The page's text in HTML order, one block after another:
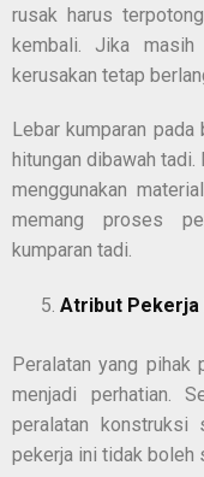
rusak harus
kembali. Jika masih
kerusakan tetap
Lebar kumparan pada
hitungan dibawah
menggunakan
memang proses
kumparan tadi.
Atribut Pekerja
Peralatan yang pihak
menjadi perhatian.
peralatan konstruksi
pekerja ini tidak boleh